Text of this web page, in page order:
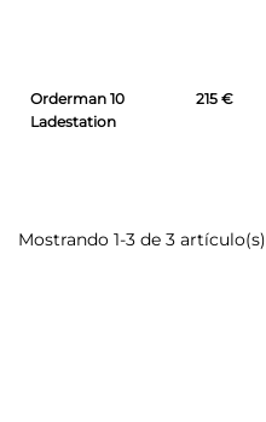
Orderman 10
Ladestation
215 €
Mostrando 1-3 de 3 artículo(s)